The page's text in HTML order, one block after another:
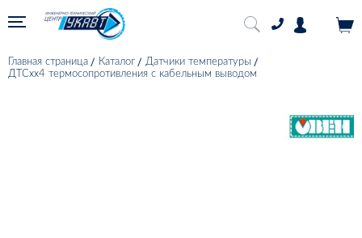
Главная страница Каталог
Датчики температуры
ДТСхх4 термосопротивления с кабельным выводом